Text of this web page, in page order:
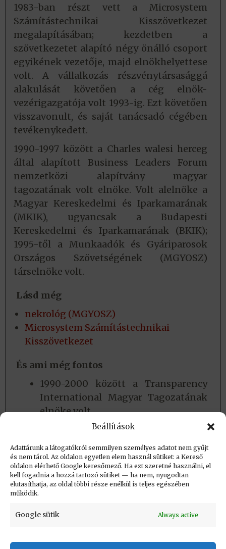
Beállítások
Adattárunk a látogatókról semmilyen személyes adatot nem gyűjt
és nem tárol. Az oldalon egyetlen elem használ sütiket: a Kereső
oldalon elérhető Google keresőmező. Ha ezt szeretné használni, el
kell fogadnia a hozzá tartozó sütiket — ha nem, nyugodtan
elutasíthatja, az oldal többi része enélkül is teljes egészében
működik.
Google sütik Always active
1983-ban részt vett a Microsystem
Számítástechnikai Kisszövetkezet
megalapításában; kezdetben a
szövetkezetet alapító négy önálló csoport
egyikének vezetője, majd elnökhelyettese
volt. A vállalkozás részvénytársasággá
alakulását követően a cég elnök-
vezérigazgatója volt 1993-ig. Ezt követően
visszavonult, és saját tanácsadó cégében
tevékenykedett.
1990-1997 között a Charles walesi herceg
által alapított Business Leaders Forum
nemzetközi alapítvány magyar
tagozatának volt elnöke. Volt alelnöke a
Magyar Kereskedelmi és Iparkamarának
(MKIK), ugyancsak a Budapesti
Kereskedelmi és Iparkamarának (BKIK);
1995-től a Munkaadók és Gyáriparosok
Országos Szövetségének (MGYOSZ)
társelnöke volt.
Lásd még
nekrológ (MGYOSZ)
Microsystem Számítástechnikai
Kisszövetkezet
És ami még fontos
1990-2000 között a Transparency
International Magyar Tagozatának
elnöke volt.
1990-2005 között Litvánia
Létrehozva: 2019.05.30. 10:03
Utolsó módosítás: 2020.11.02. 18:11